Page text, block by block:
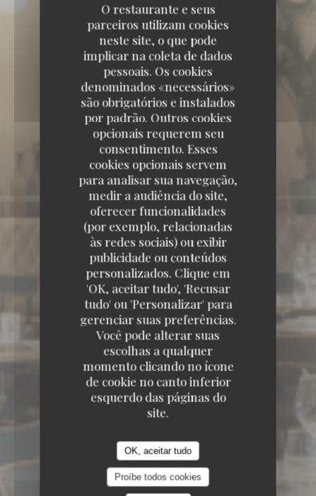
O restaurante e seus
parceiros utilizam cookies
neste site, o que pode
implicar na coleta de dados
pessoais. Os cookies
denominados «necessários»
são obrigatórios e instalados
por padrão. Outros cookies
opcionais requerem seu
consentimento. Esses
cookies opcionais servem
para analisar sua navegação,
medir a audiência do site,
oferecer funcionalidades
(por exemplo, relacionadas
às redes sociais) ou exibir
publicidade ou conteúdos
personalizados. Clique em
'OK, aceitar tudo', 'Recusar
tudo' ou 'Personalizar' para
gerenciar suas preferências.
Você pode alterar suas
escolhas a qualquer
momento clicando no ícone
de cookie no canto inferior
esquerdo das páginas do
site.
OK, aceitar tudo
Proíbe todos cookies
DISNEY VILLAGE 77700 CHESSY